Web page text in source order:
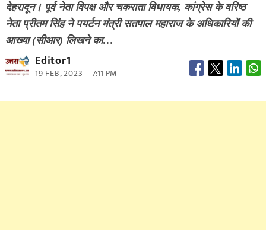
देहरादून। पूर्व नेता विपक्ष और चकराता विधायक, कांग्रेस के वरिष्ठ
नेता प्रीतम सिंह ने पयर्टन मंत्री सतपाल महाराज के अधिकारियों की
आख्या (सीआर) लिखने का…
Editor1
19 FEB, 2023 7:11 PM